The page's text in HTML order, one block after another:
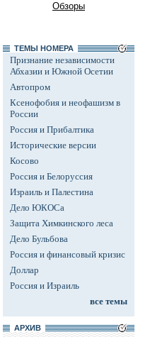
Обзоры
ТЕМЫ НОМЕРА
Признание независимости
Абхазии и Южной Осетии
Автопром
Ксенофобия и неофашизм в
России
Россия и Прибалтика
Исторические версии
Косово
Россия и Белоруссия
Израиль и Палестина
Дело ЮКОСа
Защита Химкинского леса
Дело Бульбова
Россия и финансовый кризис
Доллар
Россия и Израиль
все темы
АРХИВ